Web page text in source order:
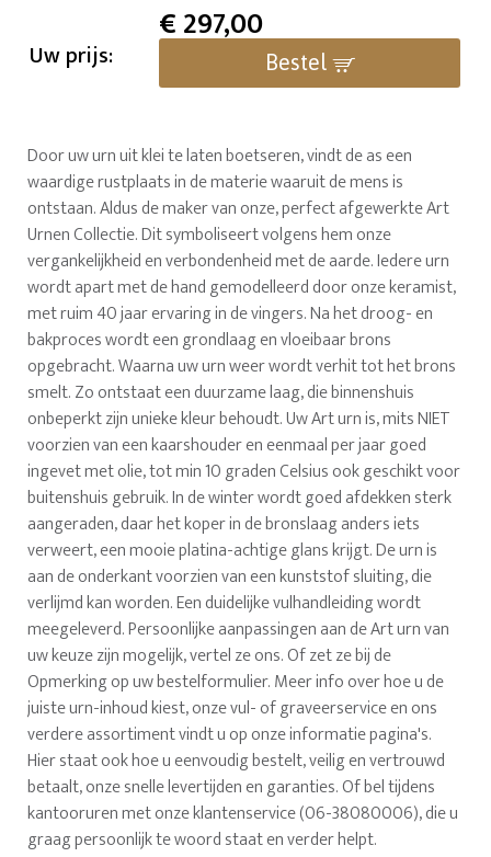
Uw prijs:
€297,00
Bestel
Door uw urn uit klei te laten boetseren, vindt de as een
waardige rustplaats in de materie waaruit de mens is
ontstaan. Aldus de maker van onze, perfect afgewerkte Art
Urnen Collectie. Dit symboliseert volgens hem onze
vergankelijkheid en verbondenheid met de aarde. Iedere urn
wordt apart met de hand gemodelleerd door onze keramist,
met ruim 40 jaar ervaring in de vingers. Na het droog- en
bakproces wordt een grondlaag en vloeibaar brons
opgebracht. Waarna uw urn weer wordt verhit tot het brons
smelt. Zo ontstaat een duurzame laag, die binnenshuis
onbeperkt zijn unieke kleur behoudt. Uw Art urn is, mits NIET
voorzien van een kaarshouder en eenmaal per jaar goed
ingevet met olie, tot min 10 graden Celsius ook geschikt voor
buitenshuis gebruik. In de winter wordt goed afdekken sterk
aangeraden, daar het koper in de bronslaag anders iets
verweert, een mooie platina-achtige glans krijgt. De urn is
aan de onderkant voorzien van een kunststof sluiting, die
verlijmd kan worden. Een duidelijke vulhandleiding wordt
meegeleverd. Persoonlijke aanpassingen aan de Art urn van
uw keuze zijn mogelijk, vertel ze ons. Of zet ze bij de
Opmerking op uw bestelformulier. Meer info over hoe u de
juiste urn-inhoud kiest, onze vul- of graveerservice en ons
verdere assortiment vindt u op onze informatie pagina's.
Hier staat ook hoe u eenvoudig bestelt, veilig en vertrouwd
betaalt, onze snelle levertijden en garanties. Of bel tijdens
kantooruren met onze klantenservice (06-38080006), die u
graag persoonlijk te woord staat en verder helpt.